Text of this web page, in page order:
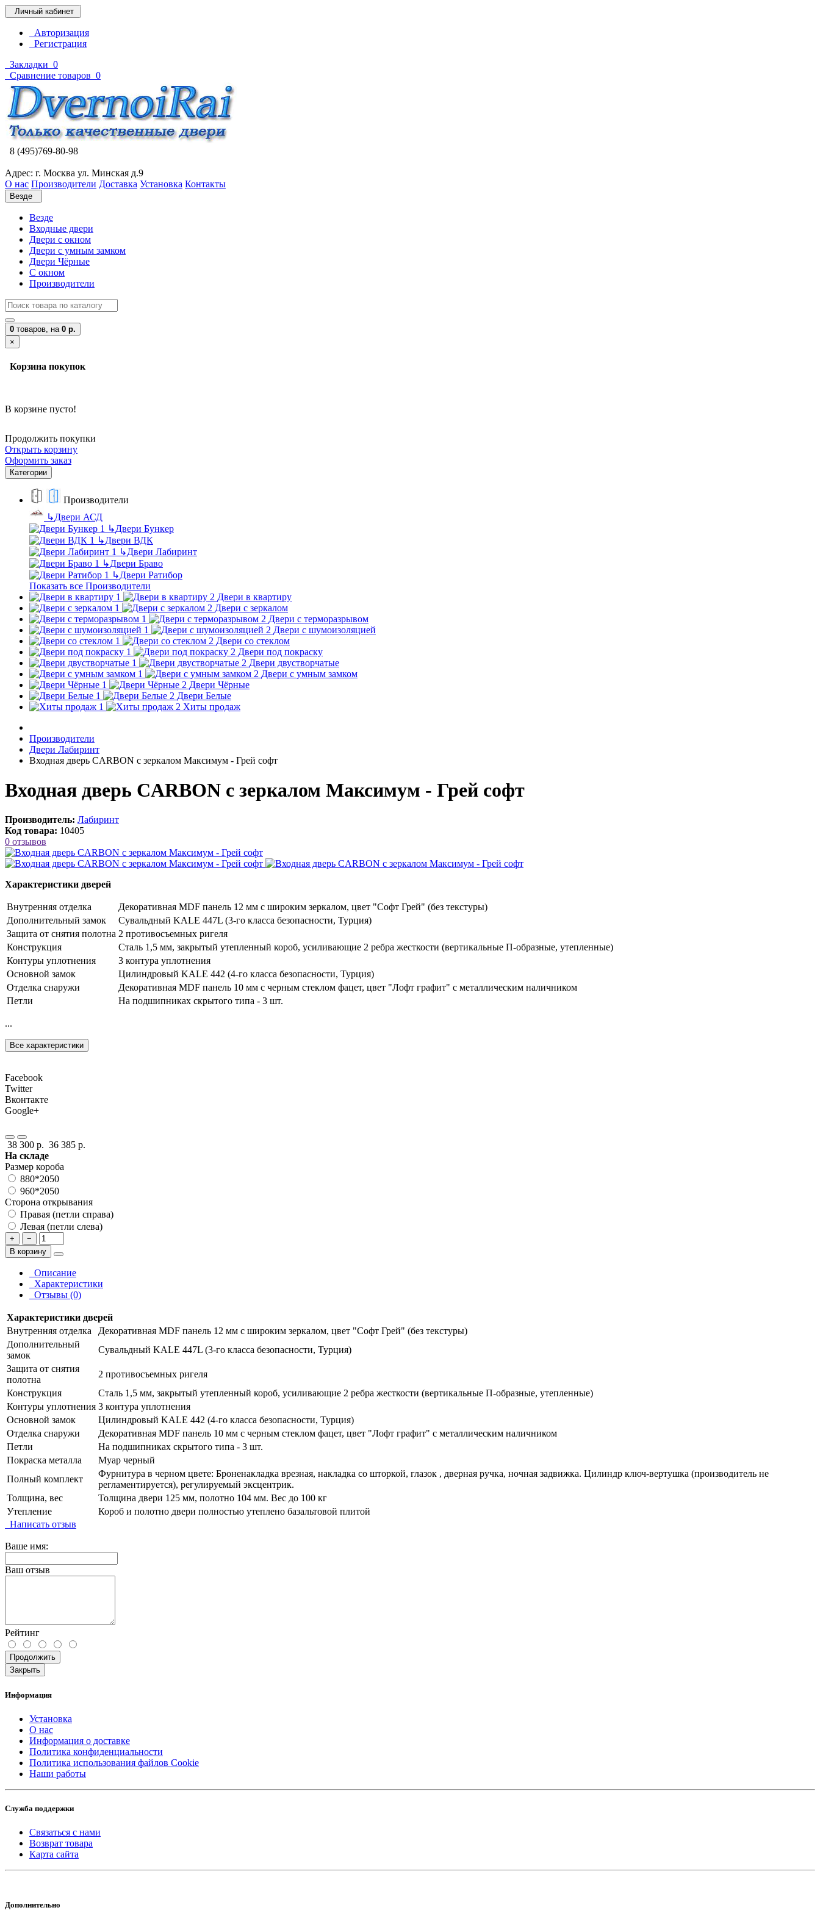
Личный кабинет
Авторизация
Регистрация
Закладки 0
Сравнение товаров 0
8 (495)769-80-98
Адрес: г. Москва ул. Минская д.9
О нас Производители Доставка Установка Контакты
Везде
Везде
Входные двери
Двери с окном
Двери с умным замком
Двери Чёрные
C окном
Производители
0 товаров, на 0 р.
×
Корзина покупок
В корзине пусто!
Продолжить покупки
Открыть корзину
Оформить заказ
Категории
Производители
↳Двери АСД
↳Двери Бункер
↳Двери ВДК
↳Двери Лабиринт
↳Двери Браво
↳Двери Ратибор
Показать все Производители
Двери в квартиру
Двери с зеркалом
Двери с терморазрывом
Двери с шумоизоляцией
Двери со стеклом
Двери под покраску
Двери двустворчатые
Двери с умным замком
Двери Чёрные
Двери Белые
Хиты продаж
Производители
Двери Лабиринт
Входная дверь CARBON с зеркалом Максимум - Грей софт
Входная дверь CARBON с зеркалом Максимум - Грей софт
Производитель: Лабиринт
Код товара: 10405
0 отзывов
Характеристики дверей
Внутренняя отделка
Декоративная MDF панель 12 мм с широким зеркалом, цвет "Софт Грей" (без текстуры)
Дополнительный замок
Сувальдный KALE 447L (3-го класса безопасности, Турция)
Защита от снятия полотна 2 противосъемных ригеля
Конструкция
Сталь 1,5 мм, закрытый утепленный короб, усиливающие 2 ребра жесткости (вертикальные П-образные, утепленные)
Контуры уплотнения
3 контура уплотнения
Основной замок
Цилиндровый KALE 442 (4-го класса безопасности, Турция)
Отделка снаружи
Декоративная MDF панель 10 мм с черным стеклом фацет, цвет "Лофт графит" с металлическим наличником
Петли
На подшипниках скрытого типа - 3 шт.
...
Все характеристики
Facebook
Twitter
Вконтакте
Google+
38 300 р. 36 385 р.
На складе
Размер короба
880*2050
960*2050
Сторона открывания
Правая (петли справа)
Левая (петли слева)
+
−
В корзину
Описание
Характеристики
Отзывы (0)
Характеристики дверей
Внутренняя отделка
Декоративная MDF панель 12 мм с широким зеркалом, цвет "Софт Грей" (без текстуры)
Дополнительный
замок
Сувальдный KALE 447L (3-го класса безопасности, Турция)
Защита от снятия
полотна
2 противосъемных ригеля
Конструкция
Сталь 1,5 мм, закрытый утепленный короб, усиливающие 2 ребра жесткости (вертикальные П-образные, утепленные)
Контуры уплотнения 3 контура уплотнения
Основной замок
Цилиндровый KALE 442 (4-го класса безопасности, Турция)
Отделка снаружи
Декоративная MDF панель 10 мм с черным стеклом фацет, цвет "Лофт графит" с металлическим наличником
Петли
На подшипниках скрытого типа - 3 шт.
Покраска металла
Муар черный
Полный комплект
Фурнитура в черном цвете: Броненакладка врезная, накладка со шторкой, глазок , дверная ручка, ночная задвижка. Цилиндр ключ-вертушка (производитель не
регламентируется), регулируемый эксцентрик.
Толщина, вес
Толщина двери 125 мм, полотно 104 мм. Вес до 100 кг
Утепление
Короб и полотно двери полностью утеплено базальтовой плитой
Написать отзыв
Ваше имя:
Ваш отзыв
Рейтинг
Продолжить
Закрыть
Информация
Установка
О нас
Информация о доставке
Политика конфиденциальности
Политика использования файлов Cookie
Наши работы
Служба поддержки
Связаться с нами
Возврат товара
Карта сайта
Дополнительно